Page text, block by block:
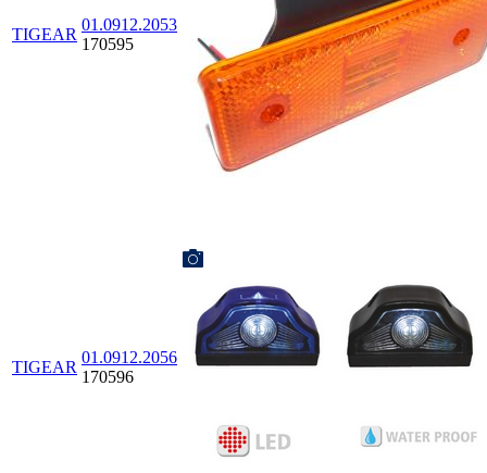
TIGEAR
01.0912.2053
170595
TIGEAR
01.0912.2056
170596